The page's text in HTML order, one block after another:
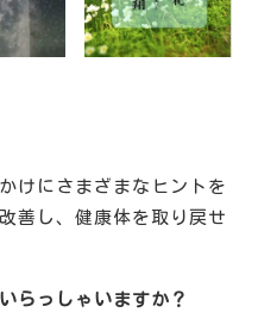
けにさまざまなヒントを
善し、健康体を取り戻せ
らっしゃいますか？